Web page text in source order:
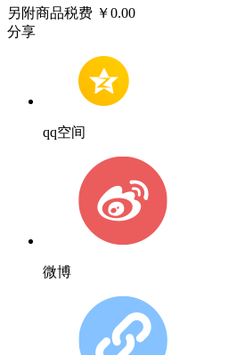
另附商品税费 ￥0.00
分享
qq空间
微博